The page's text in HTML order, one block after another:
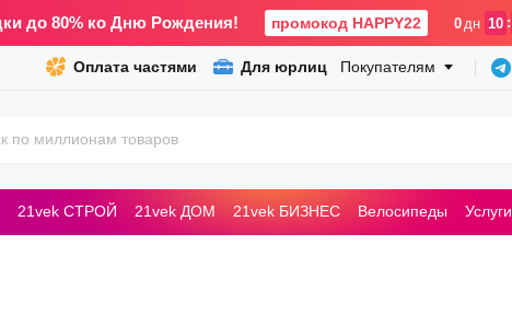
до 80% ко Дню Рождения! промокод HAPPY22 0 дн 10 :
Оплата частями Для юрлиц Покупателям
21vek СТРОЙ 21vek ДОМ 21vek БИЗНЕС Велосипеды Услуги